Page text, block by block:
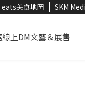
美食地圖 SKM
線上DM文藝＆展售